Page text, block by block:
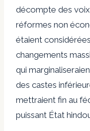
décompte des
réformes non
étaient
changements
qui
des castes
mettraient fin au
puissant État